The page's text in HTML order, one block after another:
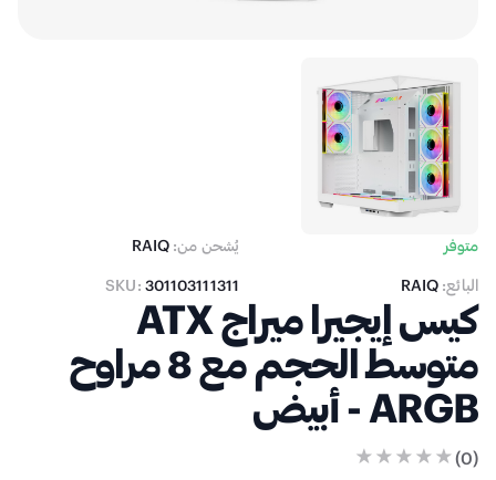
متوفر يُشحن من: RAIQ
البائع: RAIQ
SKU: 301103111311
كيس إيجيرا ميراج ATX
متوسط الحجم مع 8 مراوح
ARGB - أبيض
(
0
)